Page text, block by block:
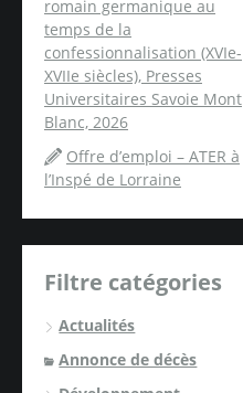
romain germanique au
temps de la
confessionnalisation (XVIe-
XVIIe siècles), Presses
Universitaires Savoie Mont
Blanc, 2026
Offre d’emploi – ATER à
l’Inspé de Lorraine
Filtre catégories
Actualités
Annonce de décès